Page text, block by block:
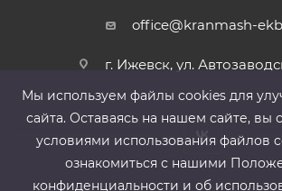
office@kranmash-
г. Ижевск, ул.
Мы используем файлы cооkies для
сайта. Оставаясь на нашем сайте, вы
условиями использования файлов
ознакомиться с нашими
конфиденциальности и об